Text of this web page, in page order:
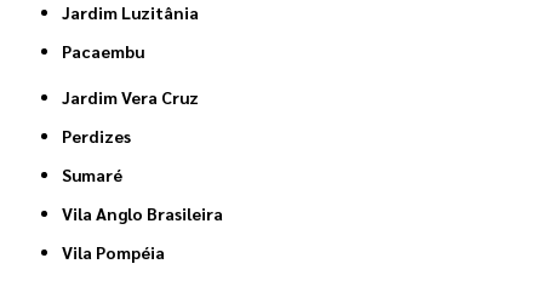
Jardim Luzitânia
Pacaembu
Jardim Vera Cruz
Perdizes
Sumaré
Vila Anglo Brasileira
Vila Pompéia